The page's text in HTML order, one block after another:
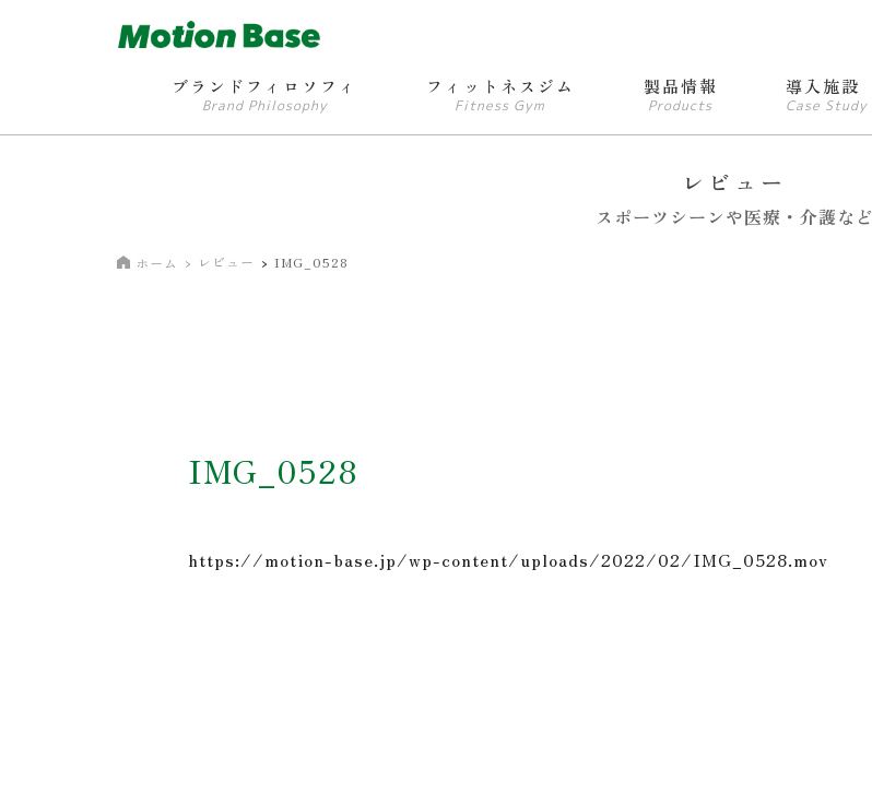
ブランドフィロソフィ
Brand Philosophy
フィットネスジム
Fitness Gym
製品情報
Products
導入施設
Case Study
レビュー
スポーツシーンや医療・介護など
ホーム レビュー IMG_0528
IMG_0528
https://motion-base.jp/wp-content/uploads/2022/02/IMG_0528.mov